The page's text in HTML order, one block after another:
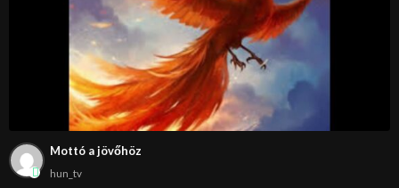
Mottó a jövőhöz
hun_tv